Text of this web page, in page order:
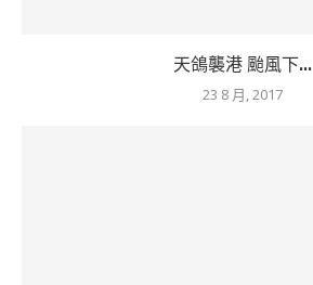
天鴿襲港 颱風下...
23 8 月, 2017